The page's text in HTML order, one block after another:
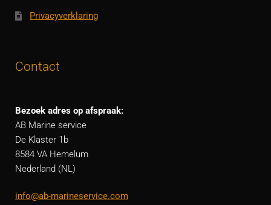
Privacyverklaring
Contact
Bezoek adres op afspraak:
AB Marine service
De Klaster 1b
8584 VA Hemelum
Nederland (NL)
info@ab-marineservice.com